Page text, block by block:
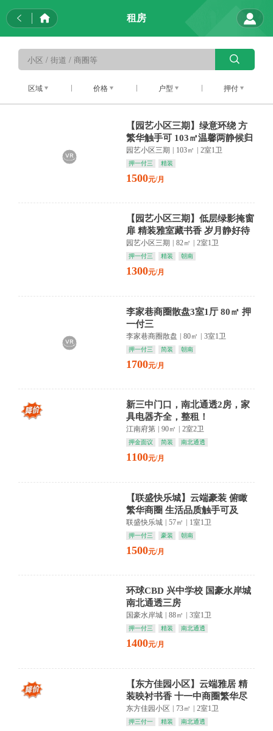
租房
区域 价格 户型 押付
【园艺小区三期】绿意环绕 方
繁华触手可 103㎡温馨两静候归
家
园艺小区三期 103㎡ 2室1卫
押一付三 精装
1500元/月
【园艺小区三期】低层绿影掩窗
扉 精装雅室藏书香 岁月静好待
君归
园艺小区三期 82㎡ 2室1卫
押一付三 精装 朝南
1300元/月
李家巷商圈散盘3室1厅 80㎡ 押
一付三
李家巷商圈散盘 80㎡ 3室1卫
押一付三 简装 朝南
1700元/月
新三中门口，南北通透2房，家
具电器齐全，整租！
江南府第 90㎡ 2室2卫
押金面议 简装 南北通透
1100元/月
【联盛快乐城】云端豪装 俯瞰
繁华商圈 生活品质触手可及
联盛快乐城 | 57㎡ | 1室1卫
押一付三 豪装 朝南
1500元/月
环球CBD 兴中学校 国豪水岸城
南北通透三房
国豪水岸城 88㎡ 3室1卫
押一付三 精装 南北通透
1400元/月
【东方佳园小区】云端雅居 精
装映衬书香 十一中商圈繁华尽
揽
东方佳园小区 | 73㎡ | 2室1卫
押三付一 精装 南北通透